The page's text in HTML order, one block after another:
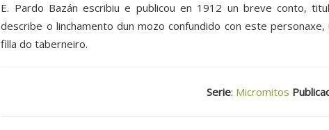
E. Pardo Bazán escribiu e publicou en 1912 un breve conto,
describe o linchamento dun mozo confundido con este
filla do taberneiro.
Serie: Micromitos